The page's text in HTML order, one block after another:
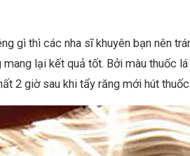
gì thì các nha sĩ khuyên bạn nên
lại kết quả tốt. Bởi màu thuốc
2 giờ sau khi tẩy răng mới hút